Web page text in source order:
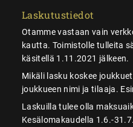
Laskutustiedot
Otamme vastaan vain
kautta. Toimistolle tulleita
käsitellä 1.11.2021 jälkeen.
Mikäli lasku koskee
joukkueen nimi ja tilaaja.
Laskuilla tulee olla
Kesälomakaudella 1.6.-